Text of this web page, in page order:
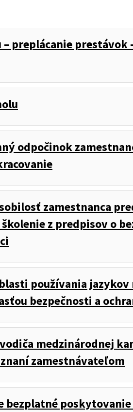
preplácanie prestávok
odpočinok
zamestnanca
z predpisov o
používania
bezpečnosti a
medzinárodnej
zamestnávateľom
bezplatné